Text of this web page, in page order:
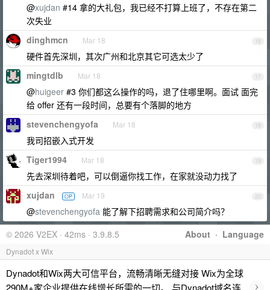
@xujdan #14 拿的大礼包，我已经不打算上班了，不存在第二
次失业
16
dinghmcn Mar 18
硬件首先深圳，其次广州和北京其它可选太少了
17
mingtdlb Mar 18
@huigeer #3 你们都这么操作的吗，退了住哪里啊。面试 面完
给 offer 还有一段时间，总要有个落脚的地方
18
stevenchengyofa Mar 18
我司招嵌入式开发
19
Tiger1994 Mar 18
先去深圳待着吧，可以倒逼你找工作，在家就没动力找了
20
xujdan OP Mar 19
@stevenchengyofa 能了解下招聘需求和公司简介吗？
About · Language
© 2026 V2EX · 42ms · 3.9.8.5
Dynadot x Wix
Dynadot和Wix两大可信平台，流畅清晰无缝对接 Wix为全球
290M+家企业提供在线增长所需的一切。 与Dynadot域名连
›